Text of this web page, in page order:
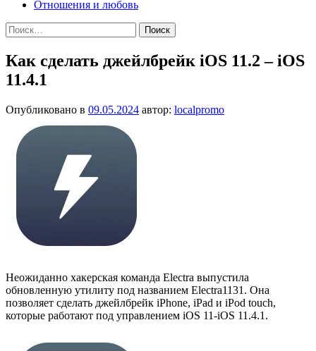
Отношения и любовь
Найти:
Как сделать джейлбрейк iOS 11.2 – iOS
11.4.1
Опубликовано в 09.05.2024 автор: localpromo
Неожиданно хакерская команда Electra выпустила
обновленную утилиту под названием Electra1131. Она
позволяет сделать джейлбрейк iPhone, iPad и iPod touch,
которые работают под управлением iOS 11-iOS 11.4.1.